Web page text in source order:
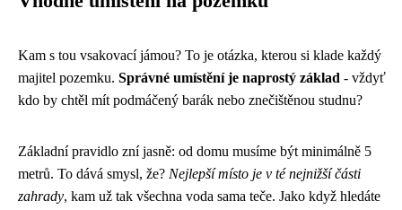
Kam s tou vsakovací jámou? To je otázka, kterou si klade každý
majitel pozemku. Správné umístění je naprostý základ - vždyť
kdo by chtěl mít podmáčený barák nebo znečištěnou studnu?
Základní pravidlo zní jasně: od domu musíme být minimálně 5
metrů. To dává smysl, že? Nejlepší místo je v té nejnižší části
zahrady, kam už tak všechna voda sama teče. Jako když hledáte